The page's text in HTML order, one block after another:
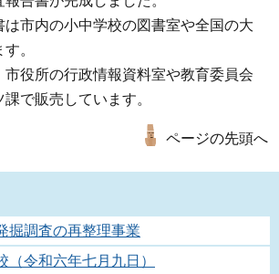
は市内の小中学校の図書室や全国の大
。
市役所の行政情報資料室や教育委員会
で販売しています。
ページの先頭へ
掘調査の再整理事業
（令和六年七月九日）